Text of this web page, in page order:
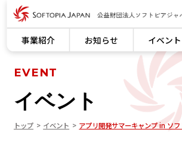
事業紹介 お知らせ イベント
EVENT
イベント
トップ イベント アプリ開発サマーキャンプ in ソ